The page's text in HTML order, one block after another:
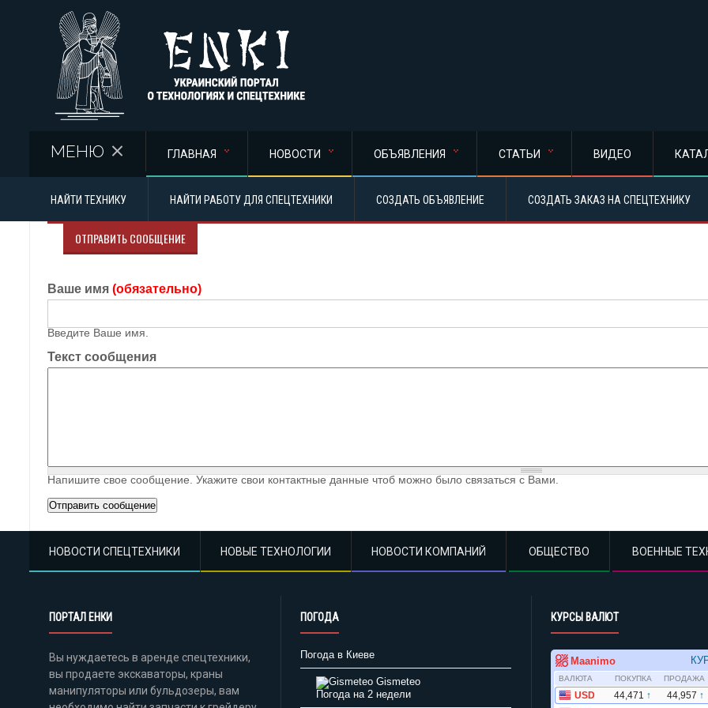
МЕНЮ ГЛАВНАЯ НОВОСТИ ОБЪЯВЛЕНИЯ СТАТЬИ ВИДЕО
НАЙТИ ТЕХНИКУ НАЙТИ РАБОТУ ДЛЯ СПЕЦТЕХНИКИ СОЗДАТЬ ОБЪЯВЛЕНИЕ СОЗДАТЬ ЗАКАЗ НА СПЕЦТЕХНИКУ
ОТПРАВИТЬ СООБЩЕНИЕ
Ваше имя (обязательно)
Введите Ваше имя.
Текст сообщения
Напишите свое сообщение. Укажите свои контактные данные чтоб можно было связаться с Вами.
НОВОСТИ СПЕЦТЕХНИКИ НОВЫЕ ТЕХНОЛОГИИ НОВОСТИ КОМПАНИЙ ОБЩЕСТВО ВОЕННЫЕ
ПОРТАЛ ЕНКИ
Вы нуждаетесь в аренде спецтехники,
вы продаете экскаваторы, краны
манипуляторы или бульдозеры, вам
ПОГОДА
Погода в Киеве
Gismeteo
Погода на 2 недели
КУРСЫ ВАЛЮТ